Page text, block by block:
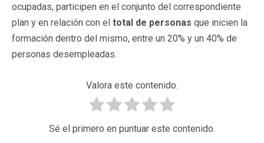
ocupadas, participen en el conjunto del correspondiente
plan y en relación con el total de personas que inicien la
formación dentro del mismo, entre un 20% y un 40% de
personas desempleadas.
Valora este contenido.
Sé el primero en puntuar este contenido.